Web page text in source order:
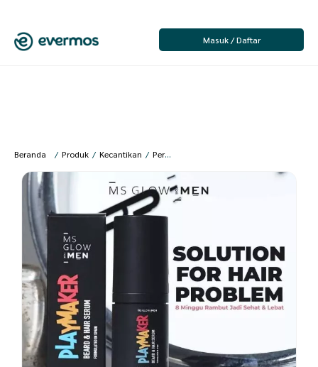
Masuk / Daftar
Beranda / Produk / Kecantikan / Perawatan Wajah